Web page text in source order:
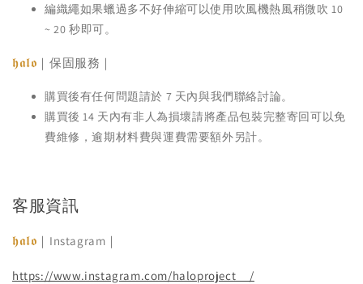
編織繩如果蠟過多不好伸縮可以使用吹風機熱風稍微吹 10
~ 20 秒即可。
𝖍𝖆𝖑𝖔 ｜保固服務｜
購買後有任何問題請於 7 天內與我們聯絡討論。
購買後 14 天內有非人為損壞請將產品包裝完整寄回可以免
費維修，逾期材料費與運費需要額外另計。
客服資訊
𝖍𝖆𝖑𝖔 ｜Instagram｜
https://www.instagram.com/haloproject__/